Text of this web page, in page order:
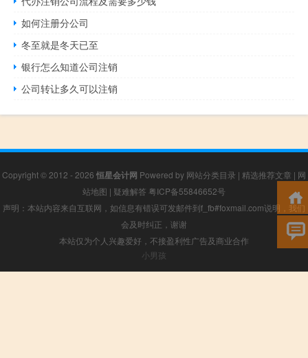
如何注册分公司
冬至就是冬天已至
银行怎么知道公司注销
公司转让多久可以注销
Copyright © 2012 - 2026 恒星会计网 Powered by 网站分类目录 | 精选推荐文章 | 网
站地图 | 疑难解答 粤ICP备55846652号
声明：本站内容来自互联网，如信息有错误可发邮件到f_fb#foxmail.com说明，我们
会及时纠正，谢谢
本站仅为个人兴趣爱好，不接盈利性广告及商业合作
小男孩